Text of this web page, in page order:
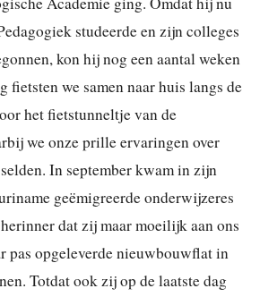
studeerde en zijn colleges
kon hij nog een aantal weken
fietsten we samen naar huis langs de
het fietstunneltje van de
we onze prille ervaringen over
In september kwam in zijn
geëmigreerde onderwijzeres
dat zij maar moeilijk aan ons
pas opgeleverde nieuwbouwflat in
Totdat ook zij op de laatste dag